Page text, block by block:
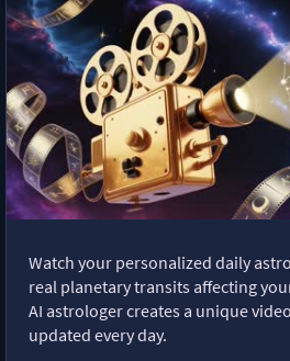
Watch your personalized daily
real planetary transits affecting
AI astrologer creates a unique
updated every day.